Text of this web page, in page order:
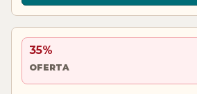
35%
OFERTA